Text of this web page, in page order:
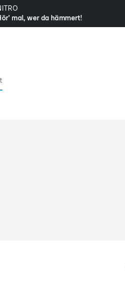
mal, wer da hämmert!